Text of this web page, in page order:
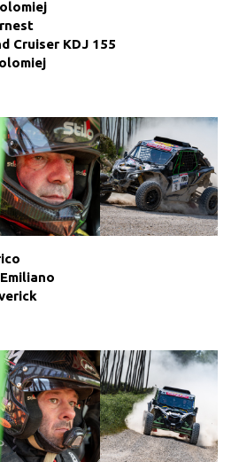
Cruiser KDJ 155